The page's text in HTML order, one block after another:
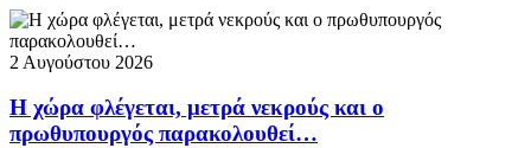
2 Αυγούστου 2026
Η χώρα φλέγεται, μετρά νεκρούς και ο
πρωθυπουργός παρακολουθεί…